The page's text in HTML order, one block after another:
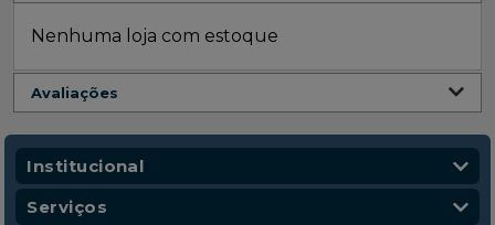
Citroen
C3
Citroen
C3 XTR
Nenhuma loja com estoque
Avaliações
Institucional
Quem Somos
Serviços